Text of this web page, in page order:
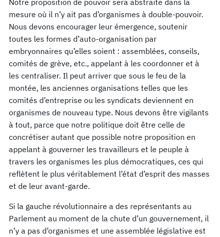
mesure où il n’y ait pas d’organismes à double-pouvoir.
Nous devons encourager leur émergence, soutenir
toutes les formes d’auto-organisation par
embryonnaires qu’elles soient : assemblées, conseils,
comités de grève, etc., appelant à les coordonner et à
les centraliser. Il peut arriver que sous le feu de la
montée, les anciennes organisations telles que les
comités d’entreprise ou les syndicats deviennent en
organismes de nouveau type. Nous devons être vigilants
à tout, parce que notre politique doit être celle de
concrétiser autant que possible notre proposition en
appelant à gouverner les travailleurs et le peuple à
travers les organismes les plus démocratiques, ces qui
reflètent le plus véritablement l’état d’esprit des masses
et de leur avant-garde.
Si la gauche révolutionnaire a des représentants au
Parlement au moment de la chute d’un gouvernement, il
n’y a pas d’organismes et une assemblée législative est